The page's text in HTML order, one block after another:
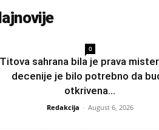
0
Titova sahrana bila je prava
decenije je bilo potrebno da
otkrivena...
Redakcija - August 6, 2026